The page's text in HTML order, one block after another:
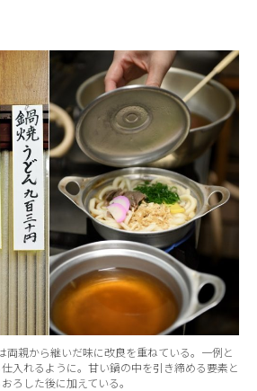
両親から継いだ味に改良を重ねている。一例と
入れるように。甘い鍋の中を引き締める要素と
ろした後に加えている。